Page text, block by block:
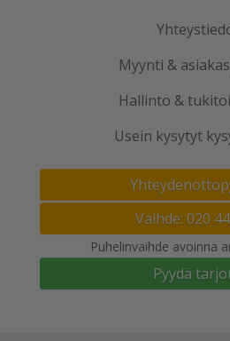
Myynti &
Hallinto &
Usein kysytyt
Vaihde: 020
Puhelinvaihde avoinna
Pyydä